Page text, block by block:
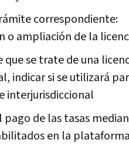
correspondiente:
o ampliación de la
que se trate de una
indicar si se utilizará
interjurisdiccional
pago de las tasas
en la plataforma